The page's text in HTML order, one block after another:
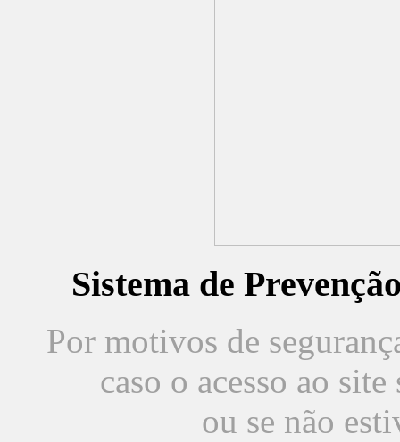
Sistema de
Por motivos de
caso o acesso ao
ou se não